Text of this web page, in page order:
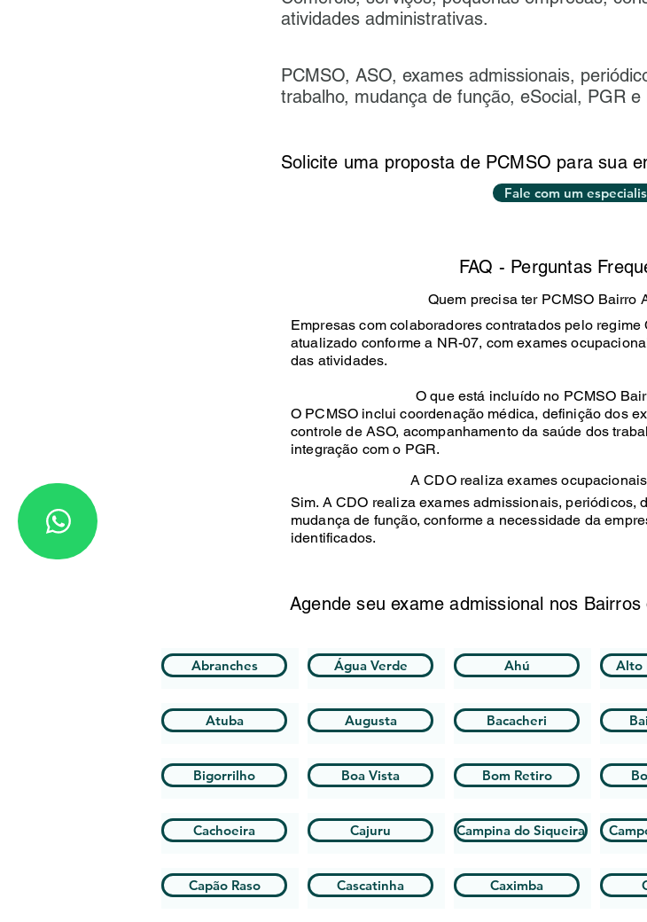
atividades administrativas.
PCMSO, ASO, exames admissionais,
trabalho, mudança de função, eSocial, PGR e
Solicite uma proposta de PCMSO para sua
Fale com um
FAQ - Perguntas
Quem precisa ter PCMSO Bairro
Empresas com colaboradores contratados pelo regime
atualizado conforme a NR-07, com exames
das atividades.
O que está incluído no PCMSO
O PCMSO inclui coordenação médica, definição dos
controle de ASO, acompanhamento da saúde dos
integração com o PGR.
A CDO realiza exames
Sim. A CDO realiza exames admissionais, periódicos,
mudança de função, conforme a necessidade da
identificados.
Agende seu exame admissional nos Bairros
Abranches
Atuba
Bigorrilho
Cachoeira
Capão Raso
Água Verde
Augusta
Boa Vista
Cajuru
Cascatinha
Ahú
Bacacheri
Bom Retiro
Campina do Siqueira
Caximba
Alto